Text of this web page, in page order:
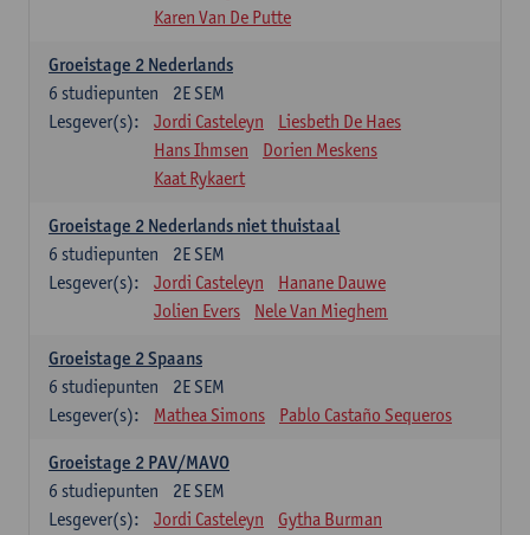
Karen Van De Putte
Groeistage 2 Nederlands
2E SEM
6 studiepunten
Lesgever(s):
Jordi Casteleyn
Liesbeth De Haes
Hans Ihmsen
Dorien Meskens
Kaat Rykaert
Groeistage 2 Nederlands niet thuistaal
2E SEM
6 studiepunten
Lesgever(s):
Jordi Casteleyn
Hanane Dauwe
Jolien Evers
Nele Van Mieghem
Groeistage 2 Spaans
2E SEM
6 studiepunten
Lesgever(s):
Mathea Simons Pablo Castaño Sequeros
Groeistage 2 PAV/MAVO
2E SEM
6 studiepunten
Lesgever(s):
Jordi Casteleyn
Gytha Burman